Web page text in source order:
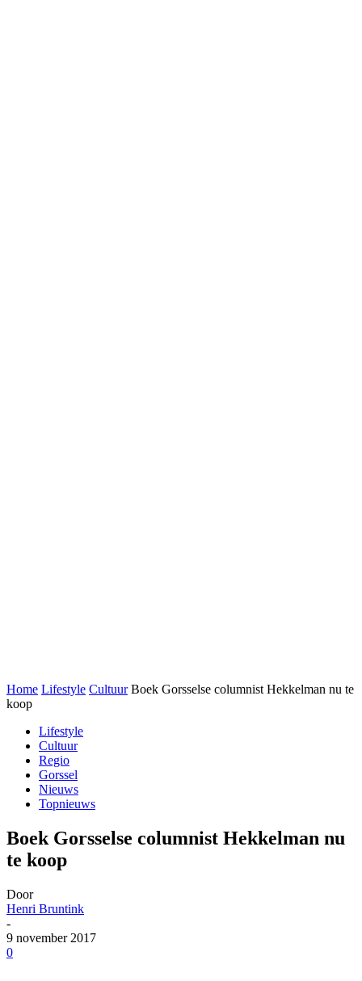
Home Lifestyle Cultuur Boek Gorsselse columnist Hekkelman nu te
koop
Lifestyle
Cultuur
Regio
Gorssel
Nieuws
Topnieuws
Boek Gorsselse columnist Hekkelman nu
te koop
Door
Henri Bruntink
-
9 november 2017
0